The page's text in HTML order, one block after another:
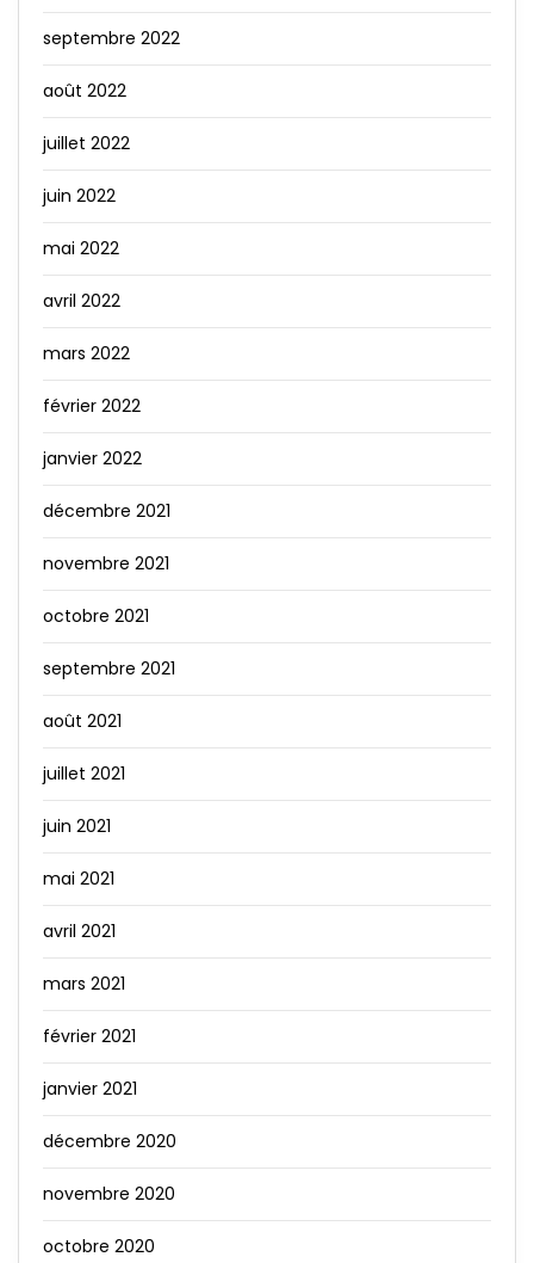
septembre 2022
août 2022
juillet 2022
juin 2022
mai 2022
avril 2022
mars 2022
février 2022
janvier 2022
décembre 2021
novembre 2021
octobre 2021
septembre 2021
août 2021
juillet 2021
juin 2021
mai 2021
avril 2021
mars 2021
février 2021
janvier 2021
décembre 2020
novembre 2020
octobre 2020